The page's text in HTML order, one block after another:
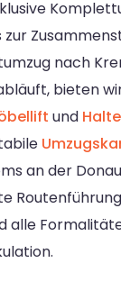
nach
bieten
und
an der
alle